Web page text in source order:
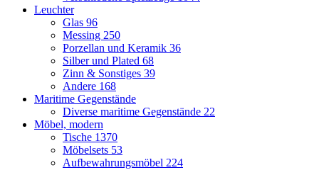
Leuchter
Glas 96
Messing 250
Porzellan und Keramik 36
Silber und Plated 68
Zinn & Sonstiges 39
Andere 168
Maritime Gegenstände
Diverse maritime Gegenstände 22
Möbel, modern
Tische 1370
Möbelsets 53
Aufbewahrungsmöbel 224